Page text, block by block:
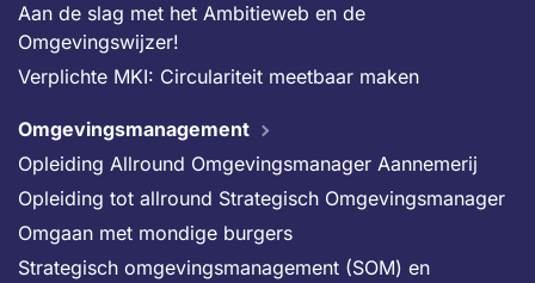
Aan de slag met het Ambitieweb en de
Omgevingswijzer!
Verplichte MKI: Circulariteit meetbaar maken
Omgevingsmanagement
Opleiding Allround Omgevingsmanager Aannemerij
Opleiding tot allround Strategisch Omgevingsmanager
Omgaan met mondige burgers
Strategisch omgevingsmanagement (SOM) en